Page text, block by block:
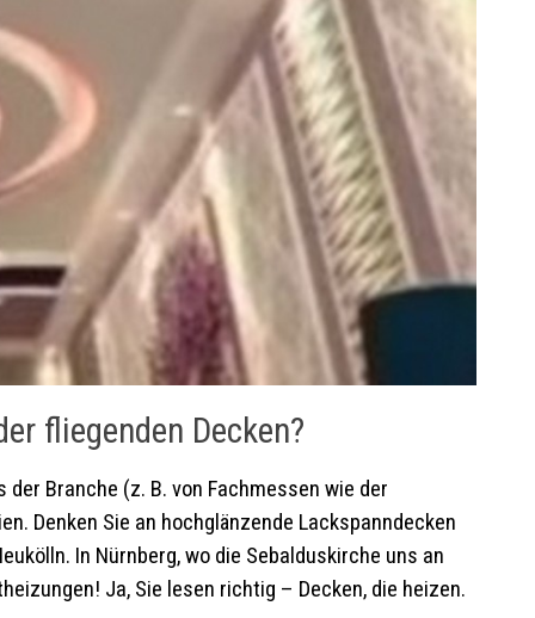
fliegenden Decken?
Branche (z. B. von Fachmessen wie der
Denken Sie an hochglänzende Lackspanndecken
In Nürnberg, wo die Sebalduskirche uns an
Ja, Sie lesen richtig – Decken, die heizen.